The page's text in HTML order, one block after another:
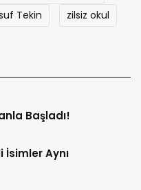
Tekin zilsiz okul
Başladı!
İsimler Aynı